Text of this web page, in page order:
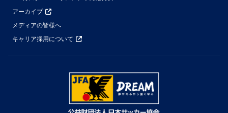
アーカイブ
メディアの皆様へ
キャリア採用について